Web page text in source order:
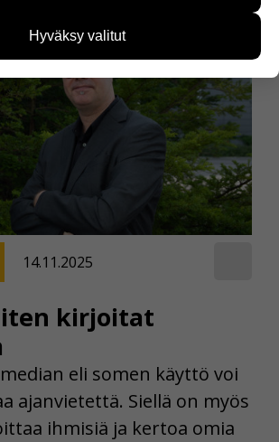
kirjoitat
14.11.2025
eli somen käyttö voi
ajanvietettä. Siellä on myös
ihmisiä ja kertoa omia
ja siitä, mitä sivuja käytetään ja
Emme kuitenkaan kerää
näiden evästeiden käytön.
Hyväksy valitut